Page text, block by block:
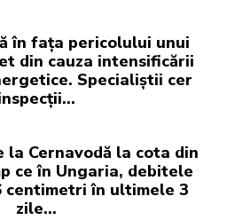
în fața pericolului unui
din cauza intensificării
Specialiștii cer
la Cernavodă la cota din
ce în Ungaria, debitele
centimetri în ultimele 3
zile...